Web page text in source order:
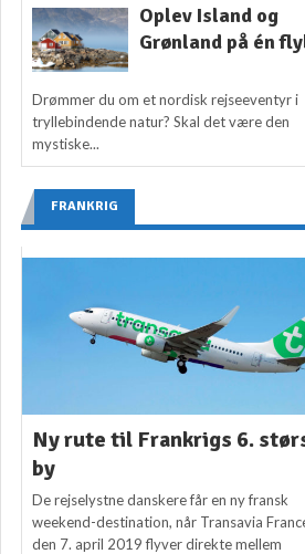
Oplev Island og
Grønland på én
Drømmer du om et nordisk rejseeventyr i
tryllebindende natur? Skal det være den
mystiske...
FRANKRIG
Ny rute til Frankrigs 6.
by
De rejselystne danskere får en ny fransk
weekend-destination, når Transavia
den 7. april 2019 flyver direkte mellem